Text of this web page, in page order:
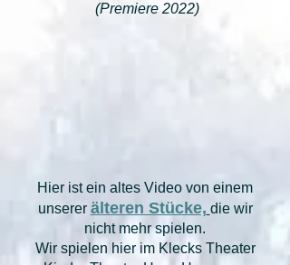
(Premiere 2022)
Hier ist ein altes Video von einem
unserer älteren Stücke, die wir
nicht mehr spielen.
Wir spielen hier im Klecks Theater